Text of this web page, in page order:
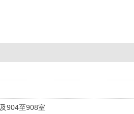
904至908室